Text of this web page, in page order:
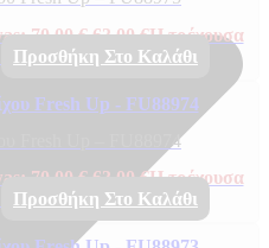
70,00 €.63,00€Η τρέχουσα
Προσθήκη Στο Καλάθι
Fresh Up – FU88974
70,00 €. 63,00 €Η τρέχουσα
Προσθήκη Στο Καλάθι